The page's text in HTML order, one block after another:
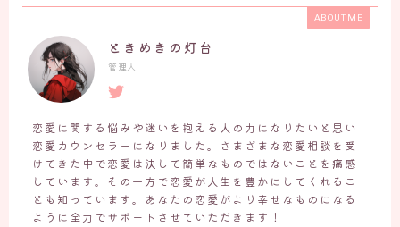
ABOUT ME
ときめきの灯台
管理人
恋愛に関する悩みや迷いを抱える人の力になりたいと思い
恋愛カウンセラーになりました。さまざまな恋愛相談を受
けてきた中で恋愛は決して簡単なものではないことを痛感
しています。その一方で恋愛が人生を豊かにしてくれるこ
とも知っています。あなたの恋愛がより幸せなものになる
ように全力でサポートさせていただきます！